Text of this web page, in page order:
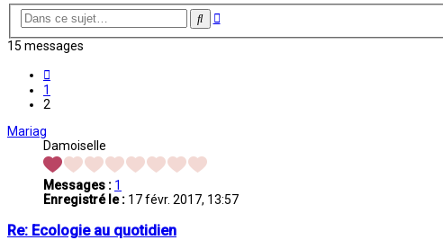
Rechercher
Recherche
15 messages
1
2
Mariag
Damoiselle
Messages : 1
Enregistré le : 17 févr. 2017, 13:57
Re: Ecologie au quotidien